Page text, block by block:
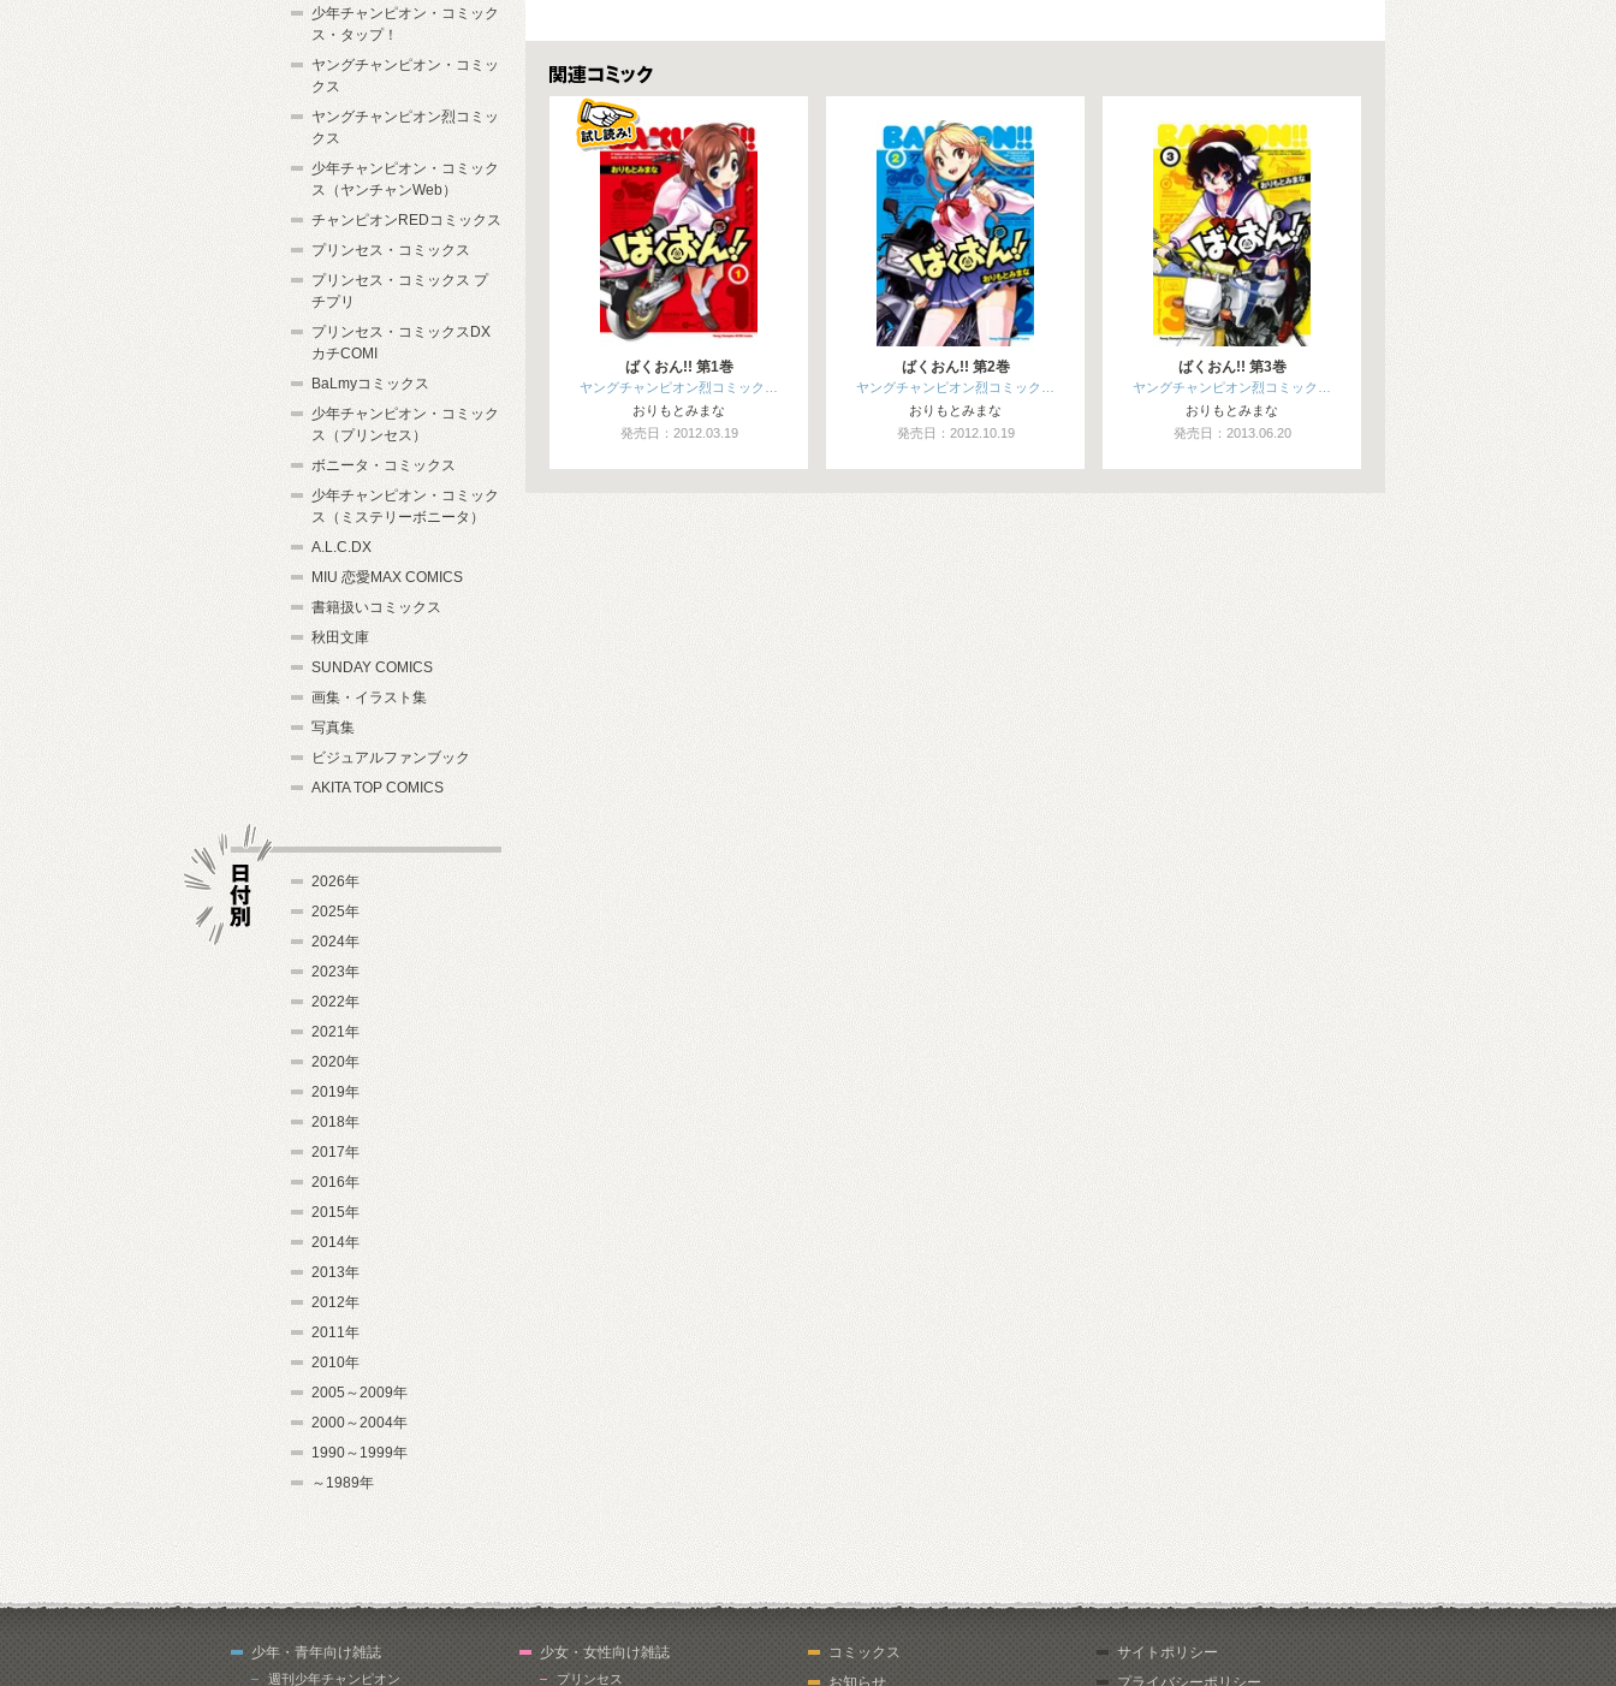
関連コミックス
ばくおん!! 第1巻
ヤングチャンピオン烈コミック…
おりもとみまな
発売日：2012.03.19
ばくおん!! 第2巻
ヤングチャンピオン烈コミック…
おりもとみまな
発売日：2012.10.19
ばくおん!! 第3巻
ヤングチャンピオン烈コミック…
おりもとみまな
発売日：2013.06.20
少年チャンピオン・コミック
ス・タップ！
ヤングチャンピオン・コミッ
クス
ヤングチャンピオン烈コミッ
クス
少年チャンピオン・コミック
ス（ヤンチャンWeb）
チャンピオンREDコミックス
プリンセス・コミックス
プリンセス・コミックス プ
チプリ
プリンセス・コミックスDX
カチCOMI
BaLmyコミックス
少年チャンピオン・コミック
ス（プリンセス）
ボニータ・コミックス
少年チャンピオン・コミック
ス（ミステリーボニータ）
A.L.C.DX
MIU 恋愛MAX COMICS
書籍扱いコミックス
秋田文庫
SUNDAY COMICS
画集・イラスト集
写真集
ビジュアルファンブック
AKITA TOP COMICS
2026年
2025年
2024年
2023年
2022年
2021年
2020年
2019年
2018年
2017年
2016年
2015年
2014年
2013年
2012年
2011年
2010年
2005～2009年
2000～2004年
1990～1999年
～1989年
少年・青年向け雑誌
週刊少年チャンピオン
少女・女性向け雑誌
プリンセス
コミックス
お知らせ
サイトポリシー
プライバシーポリシー